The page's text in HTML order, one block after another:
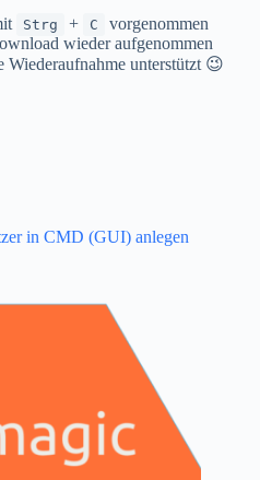
Strg + C
vorgenommen
wieder aufgenommen
Wiederaufnahme unterstützt 😉
in CMD (GUI) anlegen